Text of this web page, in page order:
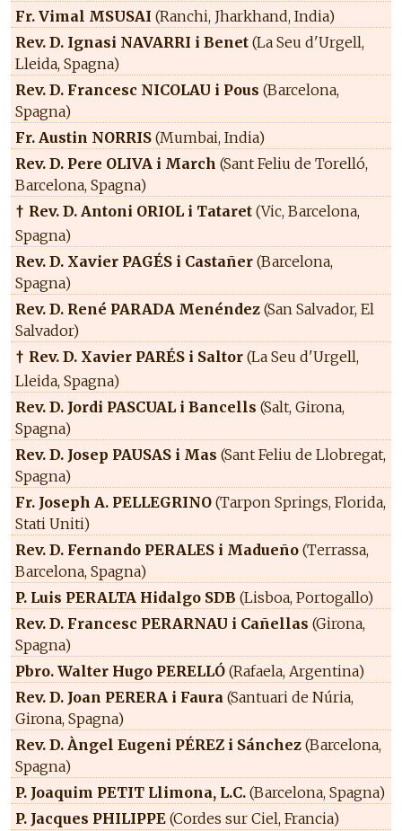
Fr. Vimal MSUSAI (Ranchi, Jharkhand, India)
Rev. D. Ignasi NAVARRI i Benet (La Seu d'Urgell,
Lleida, Spagna)
Rev. D. Francesc NICOLAU i Pous (Barcelona,
Spagna)
Fr. Austin NORRIS (Mumbai, India)
Rev. D. Pere OLIVA i March (Sant Feliu de Torelló,
Barcelona, Spagna)
† Rev. D. Antoni ORIOL i Tataret (Vic, Barcelona,
Spagna)
Rev. D. Xavier PAGÉS i Castañer (Barcelona,
Spagna)
Rev. D. René PARADA Menéndez (San Salvador, El
Salvador)
† Rev. D. Xavier PARÉS i Saltor (La Seu d'Urgell,
Lleida, Spagna)
Rev. D. Jordi PASCUAL i Bancells (Salt, Girona,
Spagna)
Rev. D. Josep PAUSAS i Mas (Sant Feliu de Llobregat,
Spagna)
Fr. Joseph A. PELLEGRINO (Tarpon Springs, Florida,
Stati Uniti)
Rev. D. Fernando PERALES i Madueño (Terrassa,
Barcelona, Spagna)
P. Luis PERALTA Hidalgo SDB (Lisboa, Portogallo)
Rev. D. Francesc PERARNAU i Cañellas (Girona,
Spagna)
Pbro. Walter Hugo PERELLÓ (Rafaela, Argentina)
Rev. D. Joan PERERA i Faura (Santuari de Núria,
Girona, Spagna)
Rev. D. Àngel Eugeni PÉREZ i Sánchez (Barcelona,
Spagna)
P. Joaquim PETIT Llimona, L.C. (Barcelona, Spagna)
P. Jacques PHILIPPE (Cordes sur Ciel, Francia)